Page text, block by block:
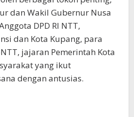
dan Wakil Gubernur Nusa
DPD RI NTT,
dan Kota Kupang, para
jajaran Pemerintah Kota
yang ikut
dengan antusias.